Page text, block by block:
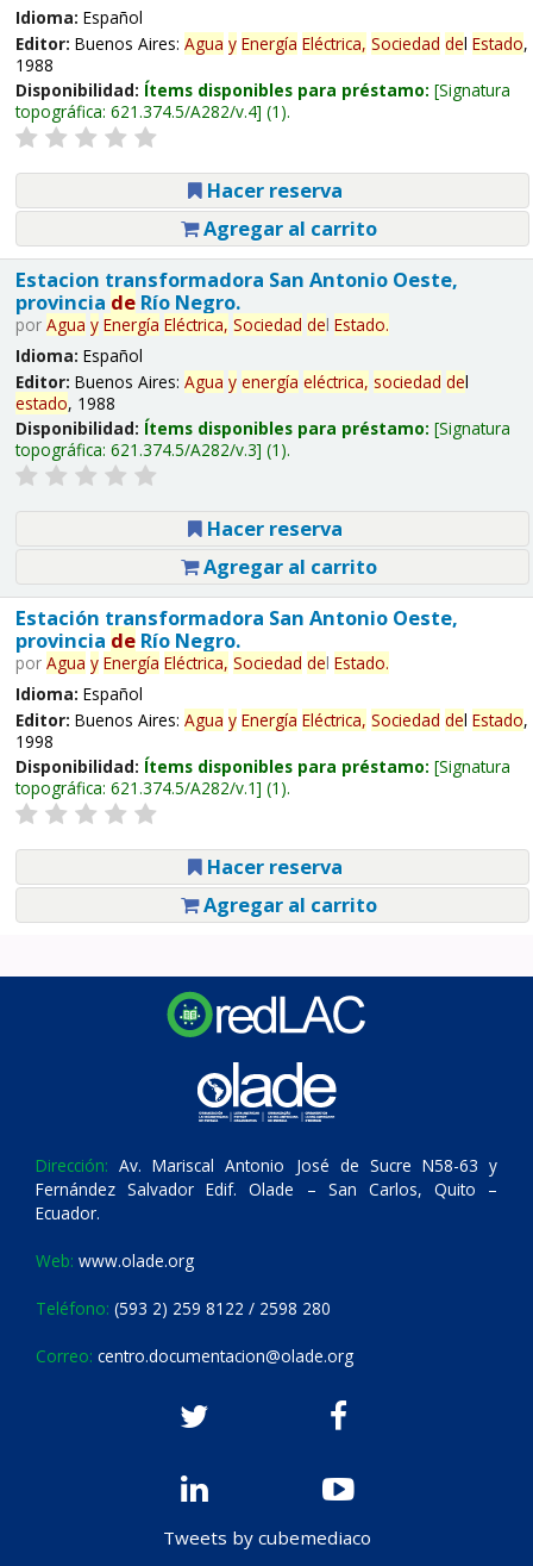
Idioma: Español
Editor: Buenos Aires: Agua y Energía Eléctrica, Sociedad del Estado,
1988
Disponibilidad: Ítems disponibles para préstamo: Signatura
topográfica: 621.374.5/A282/v.4 (1).
Hacer reserva
Agregar al carrito
Estacion transformadora San Antonio Oeste,
provincia deRío Negro.
por Agua y Energía Eléctrica, Sociedad del Estado.
Idioma: Español
Editor: Buenos Aires: Agua y energía eléctrica, sociedad del
estado, 1988
Disponibilidad: Ítems disponibles para préstamo: Signatura
topográfica: 621.374.5/A282/v.3 (1).
Hacer reserva
Agregar al carrito
Estación transformadora San Antonio Oeste,
provincia deRío Negro.
por Agua y Energía Eléctrica, Sociedad del Estado.
Idioma: Español
Editor: Buenos Aires: Agua y Energía Eléctrica, Sociedad del Estado,
1998
Disponibilidad: Ítems disponibles para préstamo: Signatura
topográfica: 621.374.5/A282/v.1 (1).
Hacer reserva
Agregar al carrito
Dirección: Av. Mariscal Antonio José de Sucre N58-63 y
Fernández Salvador Edif. Olade – San Carlos, Quito –
Ecuador.
Web: www.olade.org
Teléfono: (593 2) 259 8122 / 2598 280
Correo: centro.documentacion@olade.org
Tweets by cubemediaco